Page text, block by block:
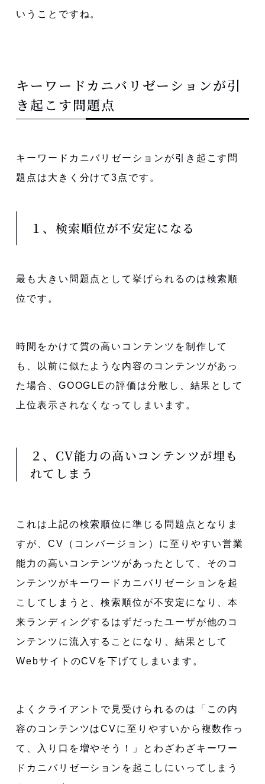
いうことですね。
キーワードカニバリゼーションが引
き起こす問題点
キーワードカニバリゼーションが引き起こす問
題点は大きく分けて3点です。
１、検索順位が不安定になる
最も大きい問題点として挙げられるのは検索順
位です。
時間をかけて質の高いコンテンツを制作して
も、以前に似たような内容のコンテンツがあっ
た場合、GOOGLEの評価は分散し、結果として
上位表示されなくなってしまいます。
２、CV能力の高いコンテンツが埋も
れてしまう
これは上記の検索順位に準じる問題点となりま
すが、CV（コンバージョン）に至りやすい営業
能力の高いコンテンツがあったとして、そのコ
ンテンツがキーワードカニバリゼーションを起
こしてしまうと、検索順位が不安定になり、本
来ランディングするはずだったユーザが他のコ
ンテンツに流入することになり、結果として
WebサイトのCVを下げてしまいます。
よくクライアントで見受けられるのは「この内
容のコンテンツはCVに至りやすいから複数作っ
て、入り口を増やそう！」とわざわざキーワー
ドカニバリゼーションを起こしにいってしまう